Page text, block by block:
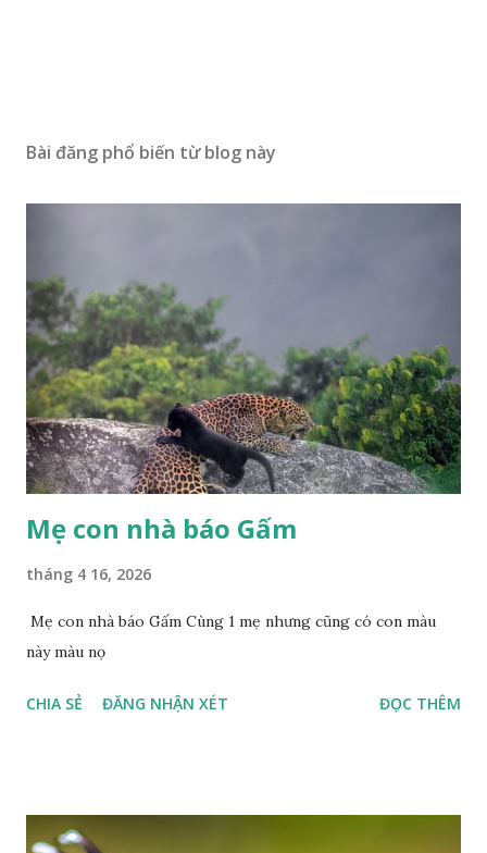
Bài đăng phổ biến từ blog này
Mẹ con nhà báo Gấm
tháng 4 16, 2026
Mẹ con nhà báo Gấm Cùng 1 mẹ nhưng cũng có con màu
này màu nọ
CHIA SẺ ĐĂNG NHẬN XÉT ĐỌC THÊM